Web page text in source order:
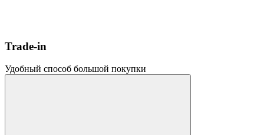
Trade-in
Удобный способ большой покупки